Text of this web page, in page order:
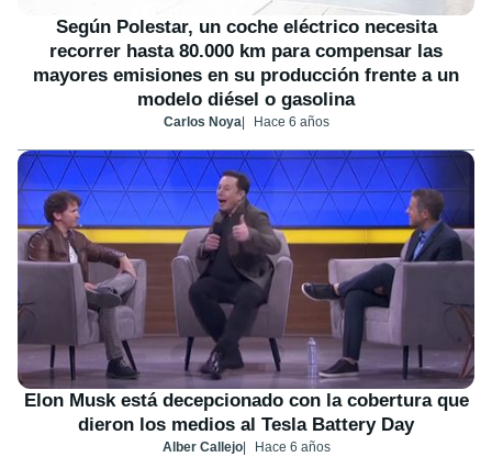
Según Polestar, un coche eléctrico necesita
recorrer hasta 80.000 km para compensar las
mayores emisiones en su producción frente a un
modelo diésel o gasolina
Carlos Noya Hace 6 años
Elon Musk está decepcionado con la cobertura que
dieron los medios al Tesla Battery Day
Alber Callejo Hace 6 años